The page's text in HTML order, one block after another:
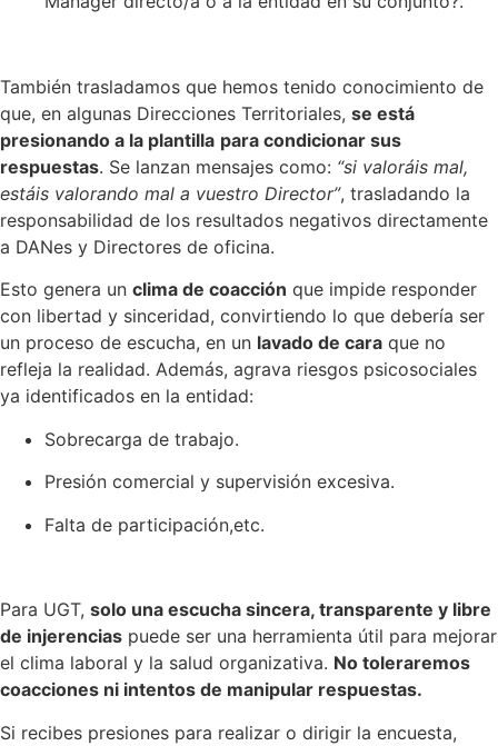
También trasladamos que hemos tenido conocimiento de
que, en algunas Direcciones Territoriales, se está
presionando a la plantilla para condicionar sus
respuestas. Se lanzan mensajes como: “si valoráis mal,
estáis valorando mal a vuestro Director”, trasladando la
responsabilidad de los resultados negativos directamente
a DANes y Directores de oficina.
Esto genera un clima de coacción que impide responder
con libertad y sinceridad, convirtiendo lo que debería ser
un proceso de escucha, en un lavado de cara que no
refleja la realidad. Además, agrava riesgos psicosociales
ya identificados en la entidad:
Sobrecarga de trabajo.
Presión comercial y supervisión excesiva.
Falta de participación,etc.
Para UGT, solo una escucha sincera, transparente y libre
de injerencias puede ser una herramienta útil para mejorar
el clima laboral y la salud organizativa. No toleraremos
coacciones ni intentos de manipular respuestas.
Si recibes presiones para realizar o dirigir la encuesta,